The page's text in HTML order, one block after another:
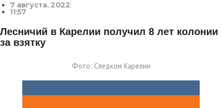
7 августа, 2022
11:57
Лесничий в Карелии получил 8 лет колонии
за взятку
Фото: Следком Карелии